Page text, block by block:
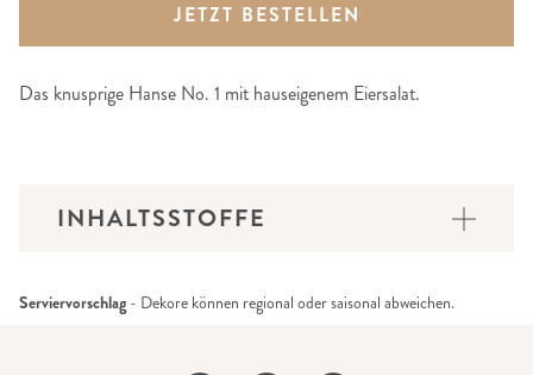
JETZT BESTELLEN
Das knusprige Hanse No. 1 mit hauseigenem Eiersalat.
INHALTSSTOFFE
Serviervorschlag - Dekore können regional oder saisonal abweichen.